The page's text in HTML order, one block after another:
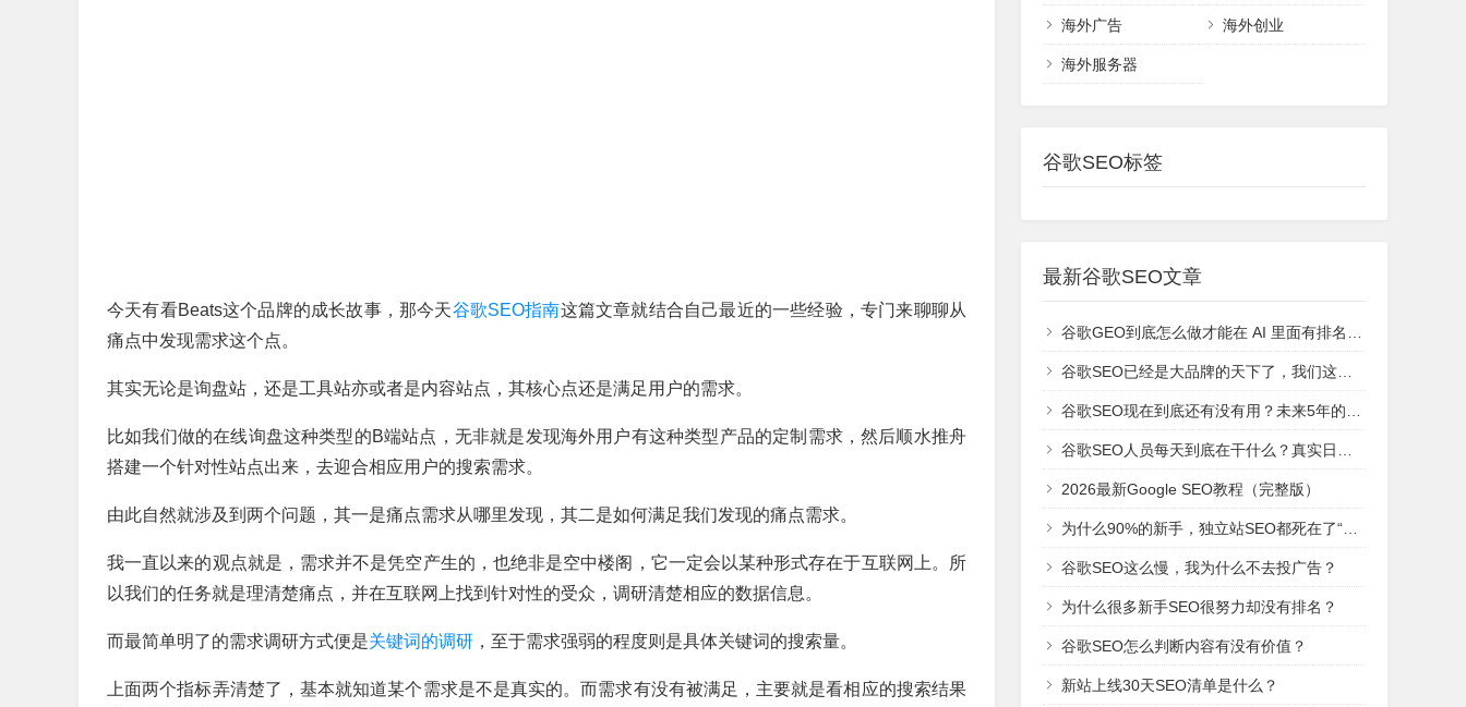
今天有看Beats这个品牌的成长故事，那今天谷歌SEO指南这篇文章就结合自己最近的一些经验，专门来聊聊从
痛点中发现需求这个点。
其实无论是询盘站，还是工具站亦或者是内容站点，其核心点还是满足用户的需求。
比如我们做的在线询盘这种类型的B端站点，无非就是发现海外用户有这种类型产品的定制需求，然后顺水推舟
搭建一个针对性站点出来，去迎合相应用户的搜索需求。
由此自然就涉及到两个问题，其一是痛点需求从哪里发现，其二是如何满足我们发现的痛点需求。
我一直以来的观点就是，需求并不是凭空产生的，也绝非是空中楼阁，它一定会以某种形式存在于互联网上。所
以我们的任务就是理清楚痛点，并在互联网上找到针对性的受众，调研清楚相应的数据信息。
而最简单明了的需求调研方式便是关键词的调研 ，至于需求强弱的程度则是具体关键词的搜索量。
上面两个指标弄清楚了，基本就知道某个需求是不是真实的。而需求有没有被满足，主要就是看相应的搜索结果
海外广告 海外创业
海外服务器
谷歌SEO标签
最新谷歌SEO文章
谷歌GEO到底怎么做才能在 AI 里面有排名或者能够被引用？
谷歌SEO已经是大品牌的天下了，我们这些新网站还有机会吗？
谷歌SEO现在到底还有没有用？未来5年的趋势是什么？
谷歌SEO人员每天到底在干什么？真实日常工作！
2026最新Google SEO教程（完整版）
为什么90%的新手，独立站SEO都死在了“建站期”？
谷歌SEO这么慢，我为什么不去投广告？
为什么很多新手SEO很努力却没有排名？
谷歌SEO怎么判断内容有没有价值？
新站上线30天SEO清单是什么？